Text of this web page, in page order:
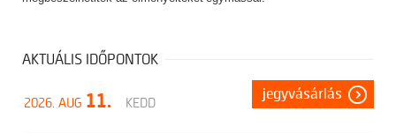
AKTUÁLIS IDŐPONTOK
2026. AUG 11. KEDD
jegyvásárlás